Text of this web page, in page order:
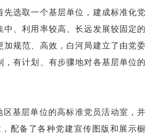
选取一个基层单位，建成标准化党
、利用率较高、长远发展较固定的
加规范、高效，白河局建立了由党委
有计划、有步骤地对各基层单位的
基层单位的高标准党员活动室，并
配备了各种党建宣传图版和展示橱